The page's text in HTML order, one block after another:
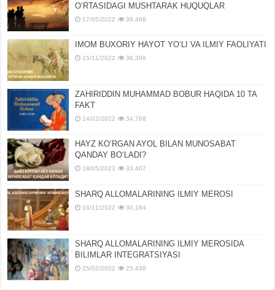
OʻRTASIDAGI MUSHTARAK HUQUQLAR
17/05/2022 39,468
IMOM BUXORIY HAYOT YOʻLI VA ILMIY FAOLIYATI
15/11/2022 36,396
ZAHIRIDDIN MUHAMMAD BOBUR HAQIDA 10 TA
FAKT
14/02/2022 34,768
HAYZ KOʻRGAN AYOL BILAN MUNOSABAT
QANDAY BOʻLADI?
18/05/2023 33,467
SHARQ ALLOMALARINING ILMIY MEROSI
16/11/2022 30,184
SHARQ ALLOMALARINING ILMIY MЕROSIDA
BILIMLAR INTЕGRATSIYASI
25/02/2022 25,438